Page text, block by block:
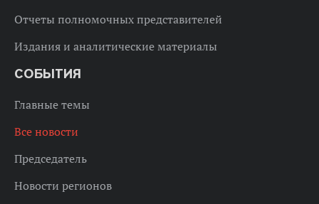
Отчеты полномочных представителей
Издания и аналитические материалы
СОБЫТИЯ
Главные темы
Все новости
Председатель
Новости регионов